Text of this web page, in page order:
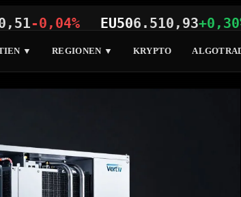
EU50 6.510,93+0,30%
▼ REGIONEN ▼ KRYPTO